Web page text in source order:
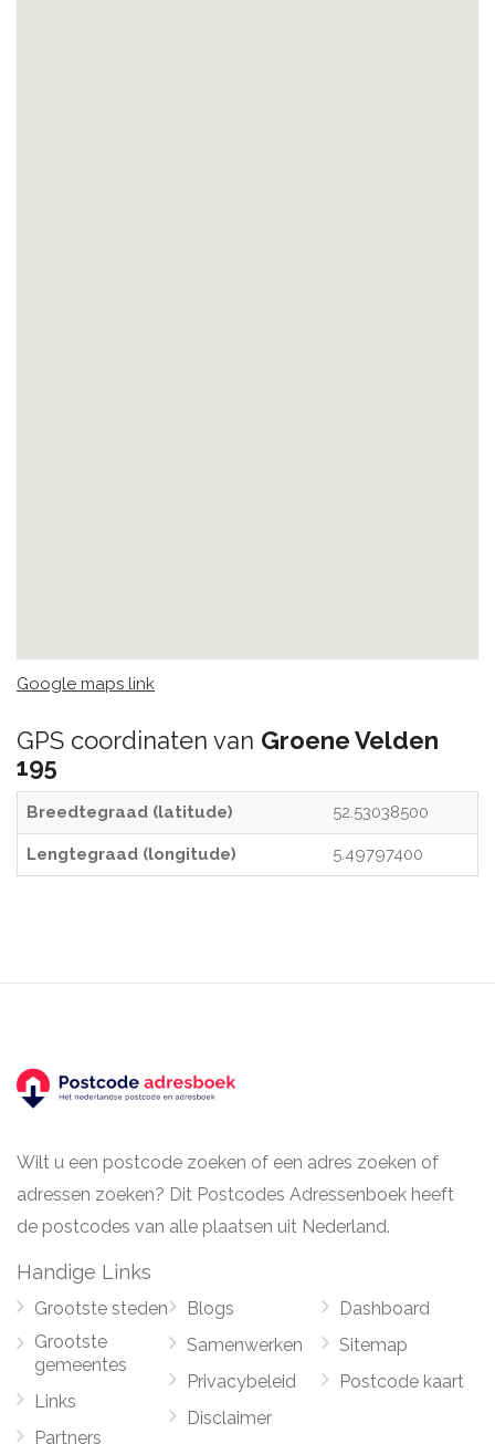
Google maps link
GPS coordinaten van Groene Velden
195
Breedtegraad (latitude) 52.53038500
Lengtegraad (longitude) 5.49797400
Wilt u een postcode zoeken of een adres zoeken of
adressen zoeken? Dit Postcodes Adressenboek heeft
de postcodes van alle plaatsen uit Nederland.
Handige Links
Grootste steden
Grootste
gemeentes
Links
Partners
Blogs
Samenwerken
Privacybeleid
Disclaimer
Dashboard
Sitemap
Postcode kaart